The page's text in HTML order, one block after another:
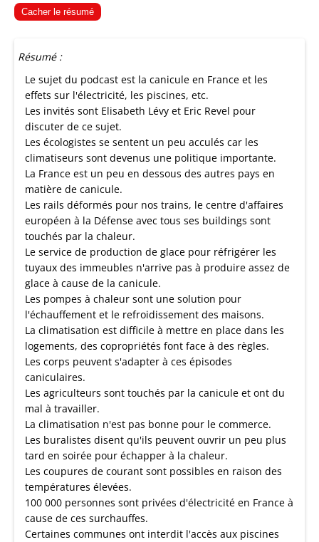
Cacher le résumé
Résumé :
Le sujet du podcast est la canicule en France et les
effets sur l'électricité, les piscines, etc.
Les invités sont Elisabeth Lévy et Eric Revel pour
discuter de ce sujet.
Les écologistes se sentent un peu acculés car les
climatiseurs sont devenus une politique importante.
La France est un peu en dessous des autres pays en
matière de canicule.
Les rails déformés pour nos trains, le centre d'affaires
européen à la Défense avec tous ses buildings sont
touchés par la chaleur.
Le service de production de glace pour réfrigérer les
tuyaux des immeubles n'arrive pas à produire assez de
glace à cause de la canicule.
Les pompes à chaleur sont une solution pour
l'échauffement et le refroidissement des maisons.
La climatisation est difficile à mettre en place dans les
logements, des copropriétés font face à des règles.
Les corps peuvent s'adapter à ces épisodes
caniculaires.
Les agriculteurs sont touchés par la canicule et ont du
mal à travailler.
La climatisation n'est pas bonne pour le commerce.
Les buralistes disent qu'ils peuvent ouvrir un peu plus
tard en soirée pour échapper à la chaleur.
Les coupures de courant sont possibles en raison des
températures élevées.
100 000 personnes sont privées d'électricité en France à
cause de ces surchauffes.
Certaines communes ont interdit l'accès aux piscines